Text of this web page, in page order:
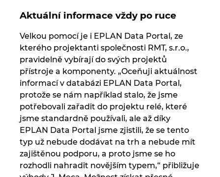
Aktuální informace vždy po ruce
Velkou pomocí je i EPLAN Data Portal, ze
kterého projektanti společnosti RMT, s.r.o.,
pravidelně vybírají do svých projektů
přístroje a komponenty. „Oceňuji aktuálnost
informací v databázi EPLAN Data Portal,
protože se nám například stalo, že jsme
potřebovali zařadit do projektu relé, které
jsme standardně používali, ale až díky
EPLAN Data Portal jsme zjistili, že se tento
typ už nebude dodávat na trh a nebude mít
zajištěnou podporu, a proto jsme se ho
rozhodli nahradit novějším typem,“ přibližuje